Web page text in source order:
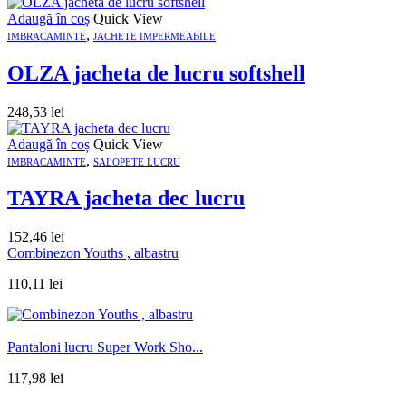
Adaugă în coș Quick View
IMBRACAMINTE, JACHETE IMPERMEABILE
OLZA jacheta de lucru softshell
248,53 lei
Adaugă în coș Quick View
IMBRACAMINTE, SALOPETE LUCRU
TAYRA jacheta dec lucru
152,46 lei
Combinezon Youths , albastru
110,11 lei
Pantaloni lucru Super Work Sho...
117,98 lei